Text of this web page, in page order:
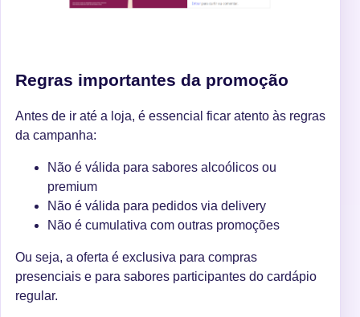
Regras importantes da promoção
Antes de ir até a loja, é essencial ficar atento às regras
da campanha:
Não é válida para sabores alcoólicos ou
premium
Não é válida para pedidos via delivery
Não é cumulativa com outras promoções
Ou seja, a oferta é exclusiva para compras
presenciais e para sabores participantes do cardápio
regular.